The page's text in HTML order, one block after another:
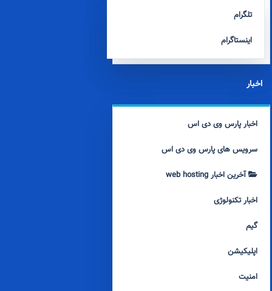
تلگرام
اینستاگرام
اخبار
اخبار پارس وی دی اس
سرویس های پارس وی دی اس
آخرین اخبار web hosting
اخبار تکنولوژی
گیم
اپلیکیشن
امنیت